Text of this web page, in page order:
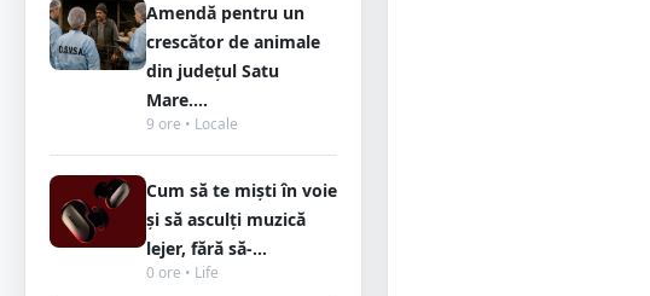
Amendă pentru un
crescător de animale
din județul Satu
Mare....
9 ore • Locale
Cum să te miști în voie
și să asculți muzică
lejer, fără să-...
0 ore • Life